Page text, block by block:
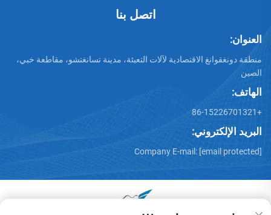
اتصل بنا
العنوان:
منطقة دونغقوانغ الاقتصادية لآلات التعبئة، مدينة تسانغتشو، مقاطعة خبي،
الصين
الهاتف:
+86-15226701321
البريد الإلكتروني:
Company E-mail: [email protected]